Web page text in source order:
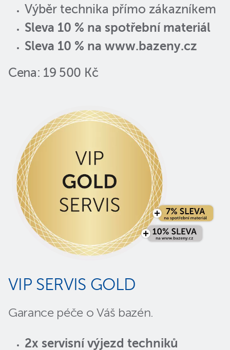
Výběr technika přímo zákazníkem
Sleva 10 % na spotřební materiál
Sleva 10 % na www.bazeny.cz
Cena: 19 500 Kč
VIP SERVIS GOLD
Garance péče o Váš bazén.
2x servisní výjezd techniků